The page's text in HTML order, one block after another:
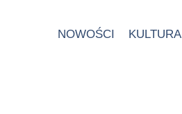
NOWOŚCI KULTURA